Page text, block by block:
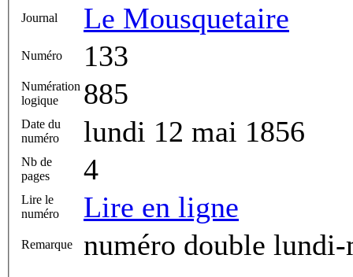
Journal Le Mousquetaire
Numéro 133
Numération
logique
885
Date du
numéro
lundi 12 mai 1856
Nb de
pages
4
Lire le
numéro
Lire en ligne
Remarque numéro double